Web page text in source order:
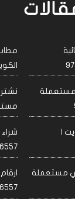
الكويت |
مستعملة
|
مستعملة